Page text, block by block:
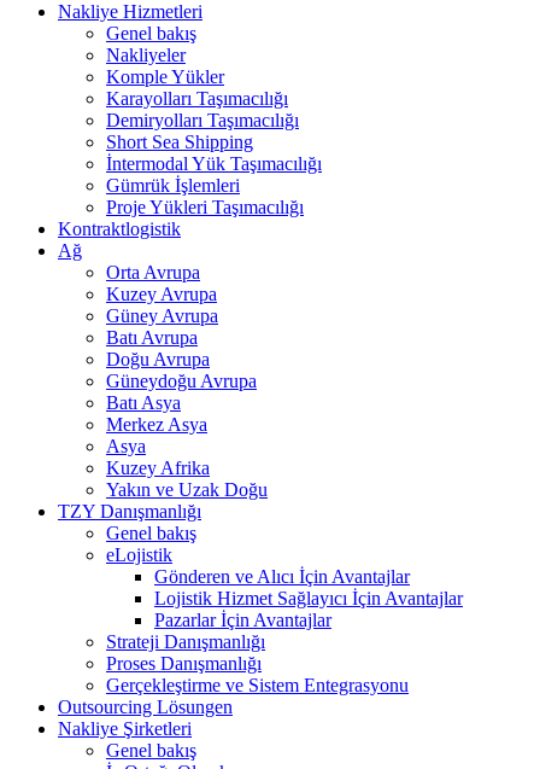
Nakliye Hizmetleri
Genel bakış
Nakliyeler
Komple Yükler
Karayolları Taşımacılığı
Demiryolları Taşımacılığı
Short Sea Shipping
İntermodal Yük Taşımacılığı
Gümrük İşlemleri
Proje Yükleri Taşımacılığı
Kontraktlogistik
Ağ
Orta Avrupa
Kuzey Avrupa
Güney Avrupa
Batı Avrupa
Doğu Avrupa
Güneydoğu Avrupa
Batı Asya
Merkez Asya
Asya
Kuzey Afrika
Yakın ve Uzak Doğu
TZY Danışmanlığı
Genel bakış
eLojistik
Gönderen ve Alıcı İçin Avantajlar
Lojistik Hizmet Sağlayıcı İçin Avantajlar
Pazarlar İçin Avantajlar
Strateji Danışmanlığı
Proses Danışmanlığı
Gerçekleştirme ve Sistem Entegrasyonu
Outsourcing Lösungen
Nakliye Şirketleri
Genel bakış